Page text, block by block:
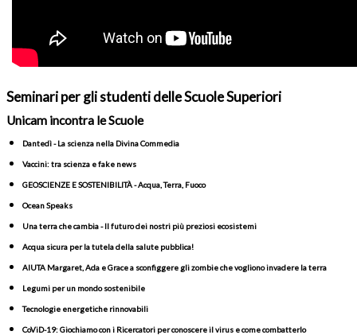
Seminari per gli studenti delle Scuole Superiori
Unicam incontra le Scuole
Dantedì - La scienza nella Divina Commedia
Vaccini: tra scienza e fake news
GEOSCIENZE E SOSTENIBILITÀ - Acqua, Terra, Fuoco
Ocean Speaks
Una terra che cambia - Il futuro dei nostri più preziosi ecosistemi
Acqua sicura per la tutela della salute pubblica!
AIUTA Margaret, Ada e Grace a sconfiggere gli zombie che vogliono invadere la terra
Legumi per un mondo sostenibile
Tecnologie energetiche rinnovabili
CoViD-19: Giochiamo con i Ricercatori per conoscere il virus e come combatterlo